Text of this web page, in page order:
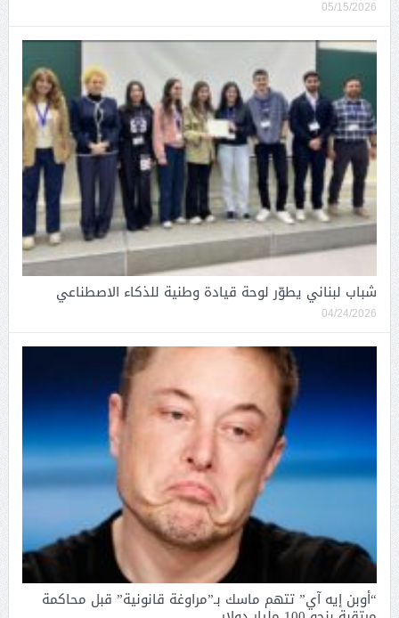
05/15/2026
شباب لبناني يطوّر لوحة قيادة وطنية للذكاء الاصطناعي
04/24/2026
“أوبن إيه آي” تتهم ماسك بـ”مراوغة قانونية” قبل محاكمة